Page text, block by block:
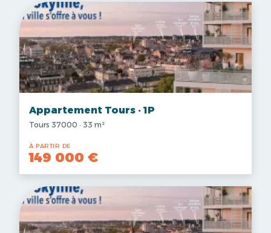
Appartement Tours · 1P
Tours 37000 · 33 m²
À PARTIR DE
149 000 €